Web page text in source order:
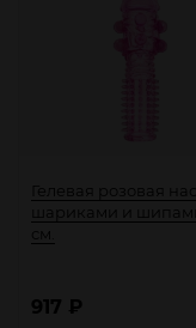
Гелевая розовая
шариками и шипами
см.
917 ₽